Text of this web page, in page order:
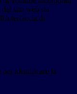
sito web sta
di
per identificare la